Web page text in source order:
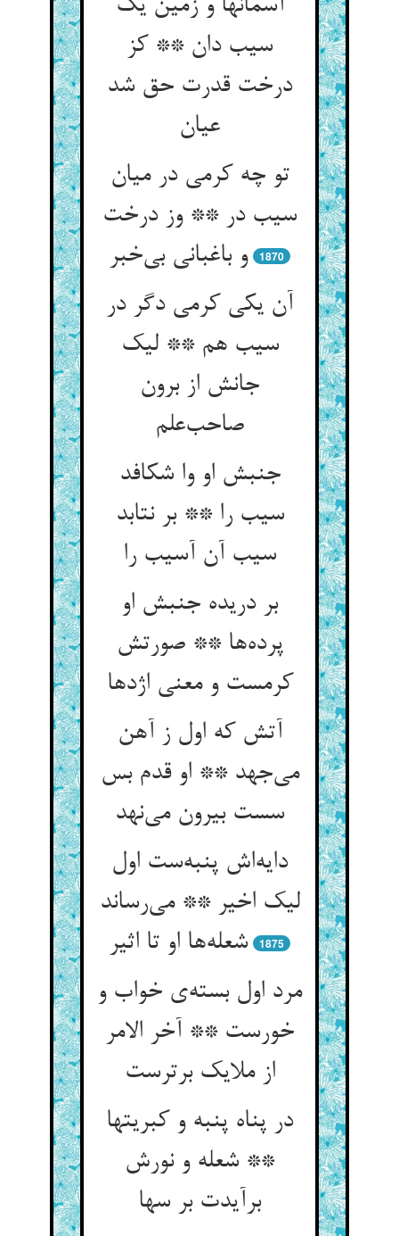
آسمانها و زمین یک
سیب دان ** کز
درخت قدرت حق شد
عیان
تو چه کرمی در میان
سیب در ** وز درخت
و باغبانی بی‌خبر
1870
آن یکی کرمی دگر در
سیب هم ** لیک
جانش از برون
صاحب‌علم
جنبش او وا شکافد
سیب را ** بر نتابد
سیب آن آسیب را
بر دریده جنبش او
پرده‌ها ** صورتش
کرمست و معنی اژدها
آتش که اول ز آهن
می‌جهد ** او قدم بس
سست بیرون می‌نهد
دایه‌اش پنبه‌ست اول
لیک اخیر ** می‌رساند
شعله‌ها او تا اثیر
1875
مرد اول بسته‌ی خواب و
خورست ** آخر الامر
از ملایک برترست
در پناه پنبه و کبریتها
** شعله و نورش
برآیدت بر سها